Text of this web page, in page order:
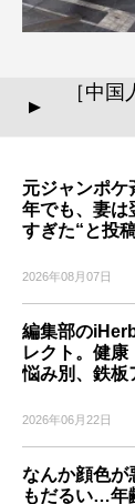
▲
［中
元ジャンポケ
年でも、妻は
すぎた“と投
2026年08月07日
編集部の
レクト。健康
悩み別、鉄
2026年06月22日
なんか顔色が
もだるい…年